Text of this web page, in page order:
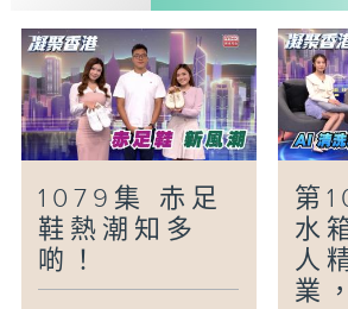
人兒時也夢想擁有一部，今
由這種情意結開始，除了買
人開設「打機天堂」，分享
戲珍藏，更自製「流動打機
迷朋友。
1079集 赤足
鞋熱潮知多
啲！
第
水
人
業